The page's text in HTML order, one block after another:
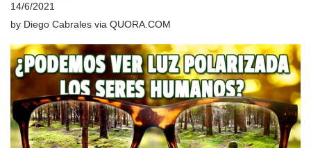
14/6/2021
by Diego Cabrales via QUORA.COM